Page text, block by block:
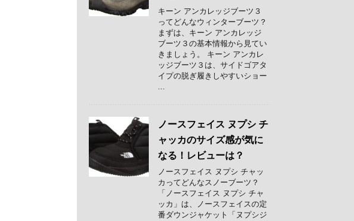
キーン アンカレッジブーツ３
ってどんなウィンターブーツ？
まずは、キーン アンカレッジ
ブーツ３の基本情報から見てい
きましょう。 キーン アンカレ
ッジブーツ３は、サイドゴアタ
イプの脱ぎ履きしやすいショー
...
ノースフェイス ヌプシ チ
ャッカのサイズ感が気に
なる！レビューは？
ノースフェイス ヌプシ チャッ
カってどんなスノーブーツ？
「ノースフェイス ヌプシ チャ
ッカ」は、ノースフェイスの定
番ダウンジャケット「ヌプシジ